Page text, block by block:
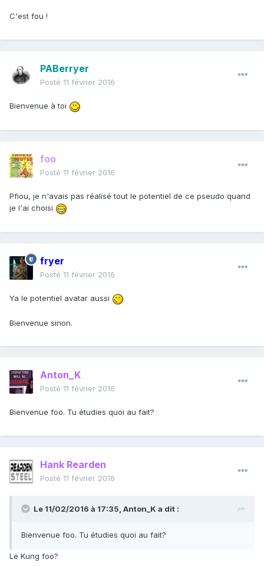
C'est fou !
PABerryer
Posté 11 février 2016
Bienvenue à toi
foo
Posté 11 février 2016
Pfiou, je n'avais pas réalisé tout le potentiel de ce pseudo quand
je l'ai choisi
fryer
Posté 11 février 2016
Ya le potentiel avatar aussi
Bienvenue sinon.
Anton_K
Posté 11 février 2016
Bienvenue foo. Tu étudies quoi au fait?
Hank Rearden
Posté 11 février 2016
Le 11/02/2016 à 17:35, Anton_K a dit :
Bienvenue foo. Tu étudies quoi au fait?
Le Kung foo?